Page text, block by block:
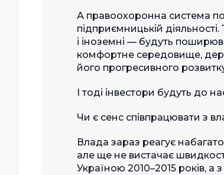
А правоохоронна система
підприємницькій
і іноземні — будуть
комфортне середовище,
його прогресивного
І тоді інвестори будуть до
Чи є сенс співпрацювати з
Влада зараз реагує
але ще не вистачає
Україною 2010–2015 років,